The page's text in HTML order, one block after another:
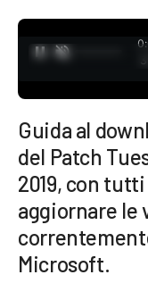
Guida al
del Patch
2019, con
aggiornare le
Microsoft.